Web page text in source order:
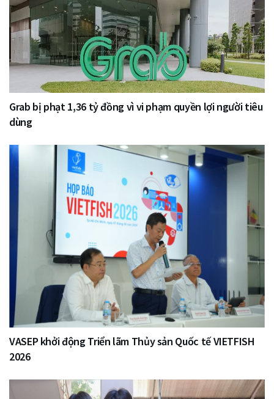
Grab bị phạt 1,36 tỷ đồng vì vi phạm quyền lợi người tiêu
dùng
VASEP khởi động Triển lãm Thủy sản Quốc tế VIETFISH
2026